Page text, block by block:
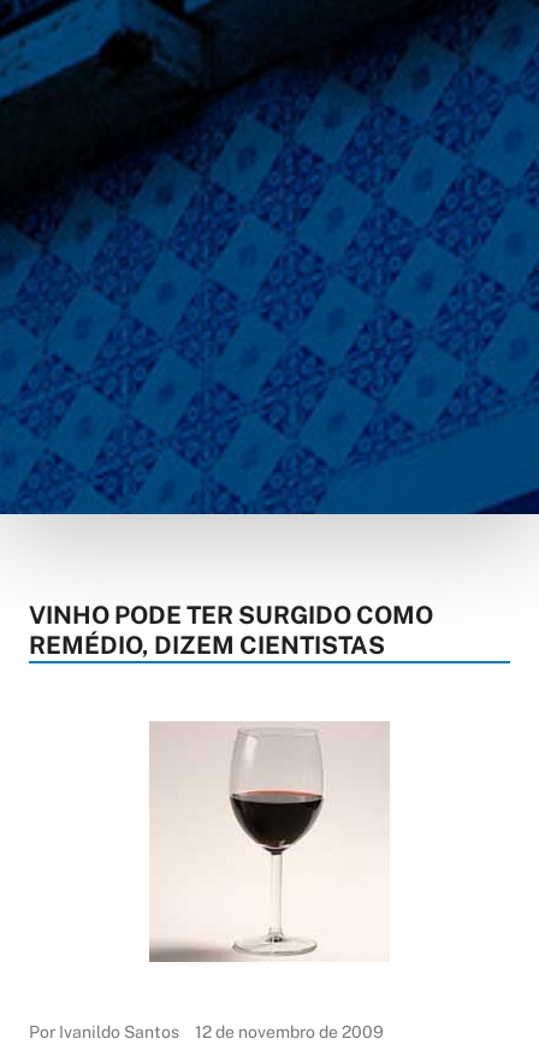
VINHO PODE TER SURGIDO COMO
REMÉDIO, DIZEM CIENTISTAS
Por Ivanildo Santos 12 de novembro de 2009